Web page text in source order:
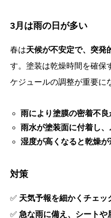
3月は雨の日が多い
春は天候が不安定で、突発
す。塗装は乾燥時間を確保
ケジュールの調整が重要に
雨により塗膜の密着不良
雨水が塗装面に付着し
湿度が高くなると乾燥
対策
✅ 天気予報を細かくチェッ
✅ 急な雨に備え、シートや